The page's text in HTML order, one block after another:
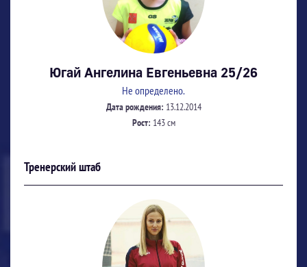
Югай Ангелина Евгеньевна 25/26
Не определено.
Дата рождения: 13.12.2014
Рост: 143 см
Тренерский штаб